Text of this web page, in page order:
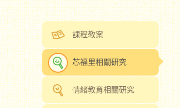
課程教案
芯福里相關研究
情緒教育相關研究